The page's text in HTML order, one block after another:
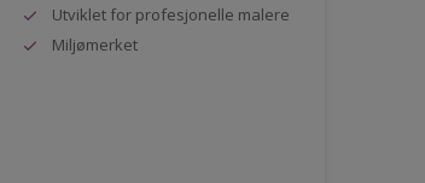
Utviklet for profesjonelle malere
Miljømerket